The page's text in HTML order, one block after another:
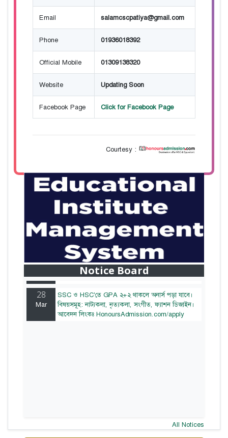
Email salamcscpatiya@gmail.com
Phone 01936018392
Official Mobile 01309138320
Website Updating Soon
Facebook Page Click for Facebook Page
Courtesy :
Notice Board
বাজেটের মধ্যে প্রাইভেট ইউনিভার্সিটিতে অনার্স পড়ার
সুযোগ। ২০টির অধিক বিষয়, ৪ বছরে মোট খরচ ২ লক্ষ
থেকে ৫ লক্ষ টাকা। আবেদন লিংকঃ
HonoursAdmission.com/apply
28
Mar
SSC ও HSC'তে GPA ২+২ থাকলে অনার্স পড়া যাবে।
বিষয়সমূহ: নাট্যকলা, নৃত্যকলা, সংগীত, ফ্যাশন ডিজাইন।
আবেদন লিংকঃ HonoursAdmission.com/apply
All Notices